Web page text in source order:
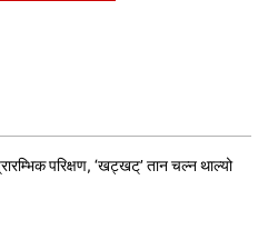
परिक्षण, ‘खट्खट्’ तान चल्न थाल्यो